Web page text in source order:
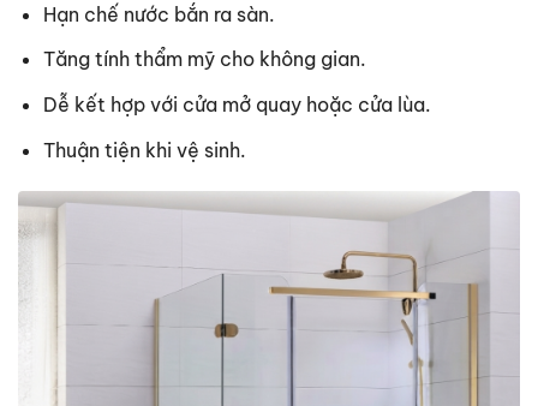
Hạn chế nước bắn ra sàn.
Tăng tính thẩm mỹ cho không gian.
Dễ kết hợp với cửa mở quay hoặc cửa lùa.
Thuận tiện khi vệ sinh.